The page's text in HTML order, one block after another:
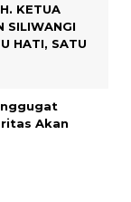
KETUA
SILIWANGI
HATI, SATU
Akan